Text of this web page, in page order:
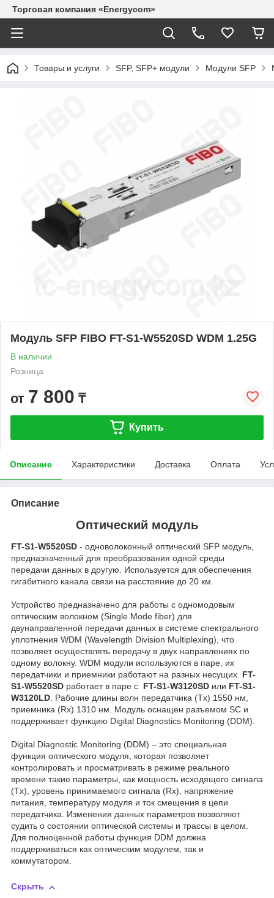
Торговая компания «Energycom»
Товары и услуги SFP, SFP+ модули Модули SFP
Модуль SFP FIBO FT-S1-W5520SD WDM 1.25G
В наличии
Розница
от 7 800 ₸
Купить
Описание Характеристики Доставка Оплата
Описание
Оптический модуль
FT-S1-W5520SD - одноволоконный оптический SFP модуль,
предназначенный для преобразования одной среды
передачи данных в другую. Используется для обеспечения
гигабитного канала связи на расстояние до 20 км.
Устройство предназначено для работы с одномодовым
оптическим волокном (Single Mode fiber) для
двунаправленной передачи данных в системе спектрального
уплотнения WDM (Wavelength Division Multiplexing), что
позволяет осуществлять передачу в двух направлениях по
одному волокну. WDM модули используются в паре, их
передатчики и приемники работают на разных несущих. FT-
S1-W5520SD работает в паре с FT-S1-W3120SD или FT-S1-
W3120LD. Рабочие длины волн передатчика (Tx) 1550 нм,
приемника (Rx) 1310 нм. Модуль оснащен разъемом SC и
поддерживает функцию Digital Diagnostics Monitoring (DDM).
Digital Diagnostic Monitoring (DDM) – это специальная
функция оптического модуля, которая позволяет
контролировать и просматривать в режиме реального
времени такие параметры, как мощность исходящего сигнала
(Tx), уровень принимаемого сигнала (Rx), напряжение
питания, температуру модуля и ток смещения в цепи
передатчика. Изменения данных параметров позволяют
судить о состоянии оптической системы и трассы в целом.
Для полноценной работы функция DDM должна
поддерживаться как оптическим модулем, так и
коммутатором.
Скрыть